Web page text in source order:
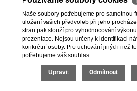
Naše soubory potřebujeme pro samotnou
uložení vašich předvoleb při jeho
stran pak slouží pro vyhodnocování
prezentace. Nejsou určeny k identifikaci
konkrétní osoby. Pro uchování jiných než
potřebujeme váš souhlas.
Upravit Odmítnout